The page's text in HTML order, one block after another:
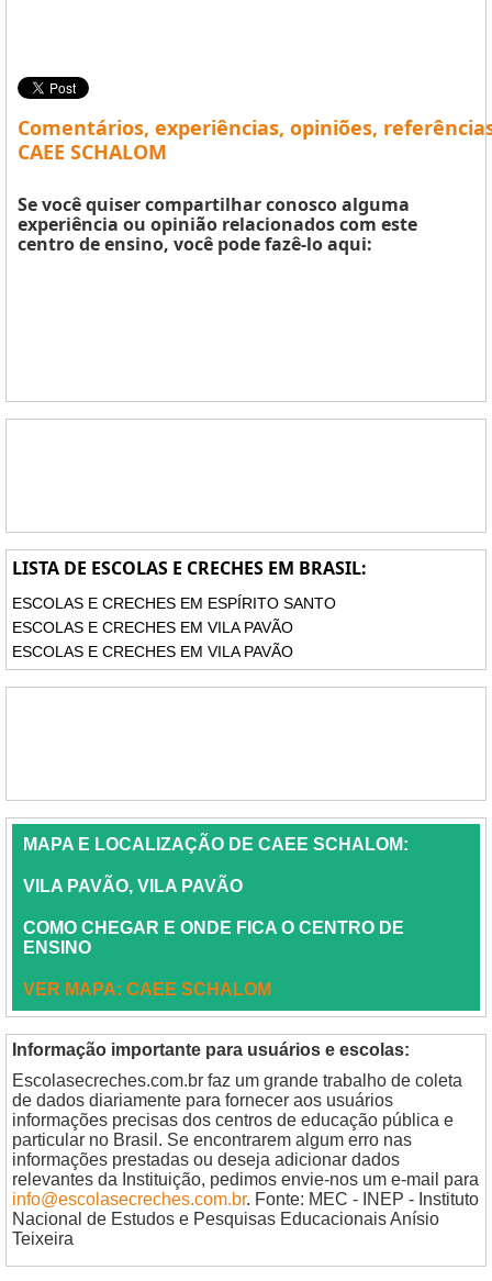
Comentários, experiências, opiniões,
CAEE SCHALOM
Se você quiser compartilhar conosco alguma
experiência ou opinião relacionados com este
centro de ensino, você pode fazê-lo aqui:
LISTA DE ESCOLAS E CRECHES EM BRASIL:
ESCOLAS E CRECHES EM ESPÍRITO SANTO
ESCOLAS E CRECHES EM VILA PAVÃO
ESCOLAS E CRECHES EM VILA PAVÃO
MAPA E LOCALIZAÇÃO DE CAEE SCHALOM:
VILA PAVÃO, VILA PAVÃO
COMO CHEGAR E ONDE FICA O CENTRO DE
ENSINO
VER MAPA: CAEE SCHALOM
Informação importante para usuários e escolas:
Escolasecreches.com.br faz um grande trabalho de coleta
de dados diariamente para fornecer aos usuários
informações precisas dos centros de educação pública e
particular no Brasil. Se encontrarem algum erro nas
informações prestadas ou deseja adicionar dados
relevantes da Instituição, pedimos envie-nos um e-mail para
info@escolasecreches.com.br. Fonte: MEC - INEP - Instituto
Nacional de Estudos e Pesquisas Educacionais Anísio
Teixeira